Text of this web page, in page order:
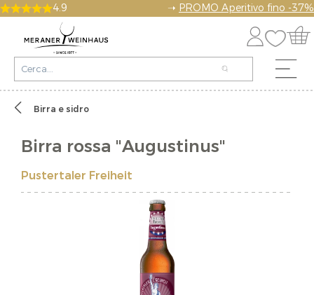
4.9 ➝ PROMO Aperitivo fino -37%
Birra e sidro
Birra rossa "Augustinus"
Pustertaler Freiheit